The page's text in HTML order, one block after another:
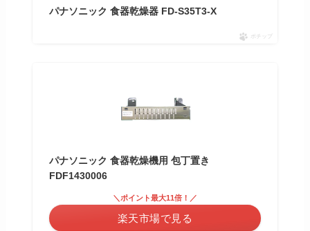
パナソニック 食器乾燥器 FD-S35T3-X
ポチップ
パナソニック 食器乾燥機用 包丁置き
FDF1430006
＼ポイント最大11倍！／
楽天市場で見る